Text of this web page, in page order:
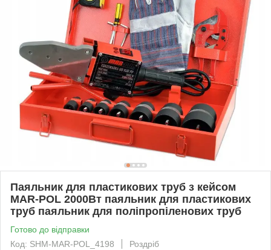
Паяльник для пластикових труб з кейсом
MAR-POL 2000Вт паяльник для пластикових
труб паяльник для поліпропіленових труб
Готово до відправки
Код: SHM-MAR-POL_4198
Роздріб